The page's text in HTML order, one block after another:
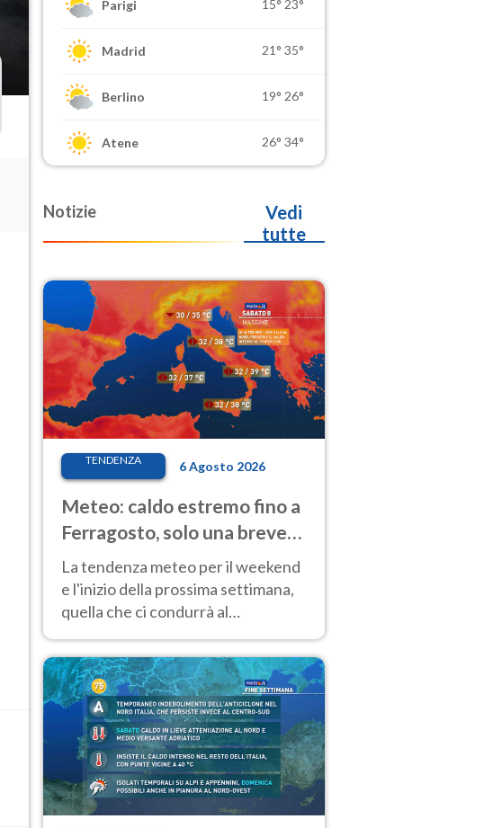
Parigi 15° 23°
Madrid 21° 35°
Berlino 19° 26°
Atene 26° 34°
Notizie
Vedi
tutte
TENDENZA 6 Agosto 2026
Meteo: caldo estremo fino a
Ferragosto, solo una breve
pausa. Ecco dove
La tendenza meteo per il weekend
e l'inizio della prossima settimana,
quella che ci condurrà al
temperature molto elevate